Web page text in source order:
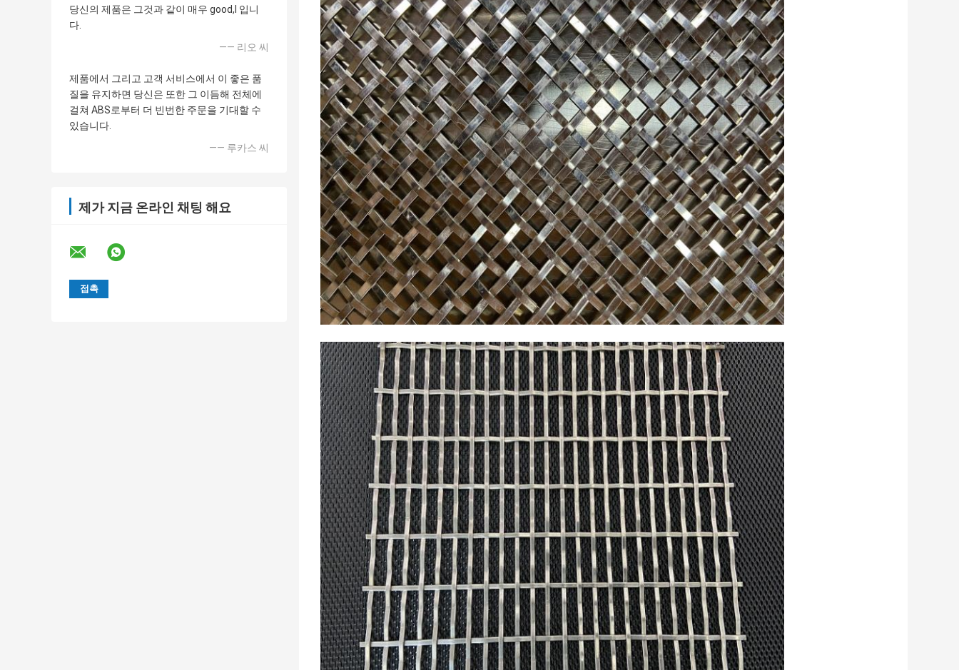
당신의 제품은 그것과 같이 매우 good,I 입니
다.
—— 리오 씨
제품에서 그리고 고객 서비스에서 이 좋은 품
질을 유지하면 당신은 또한 그 이듬해 전체에
걸쳐 ABS로부터 더 빈번한 주문을 기대할 수
있습니다.
—— 루카스 씨
제가 지금 온라인 채팅 해요